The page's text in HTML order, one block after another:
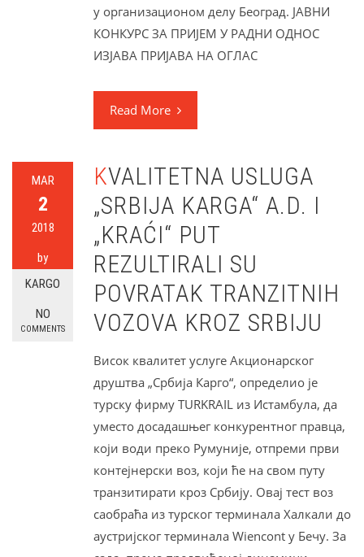
у организационом делу Београд. ЈАВНИ
КОНКУРС ЗА ПРИЈЕМ У РАДНИ ОДНОС
ИЗЈАВА ПРИЈАВА НА ОГЛАС
Read More
MAR
2
2018
by
KARGO
NO
COMMENTS
KVALITETNA USLUGA
„SRBIJA KARGA“ A.D. I
„KRAĆI“ PUT
REZULTIRALI SU
POVRATAK TRANZITNIH
VOZOVA KROZ SRBIJU
Висок квалитет услуге Акционарског
друштва „Србија Карго“, определио је
турску фирму TURKRAIL из Истамбула, да
уместо досадашњег конкурентног правца,
који води преко Румуније, отпреми први
контејнерски воз, који ће на свом путу
транзитирати кроз Србију. Овај тест воз
саобраћа из турског терминала Халкали до
аустријског терминала Wiencont у Бечу. За